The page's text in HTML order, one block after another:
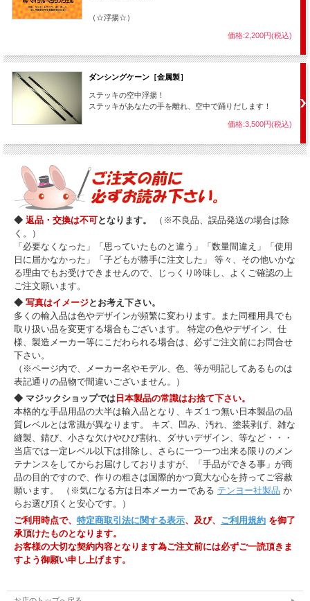
さあ、あなたもまずは鏡で自分の演技を見ながら
「何て面白いんだ。」・・・と遊んでみるところから始めましょう！（＾o
Q 演技前の準備に、どれくらい時間がかかりますか？
実は全くと言ってよいほど準備は不要です。
事前にセット済みのハンカチを取り出せば即、演技可能です。
また、会場にも何も仕掛けを施す必要はありませんので実に手軽です
（☆浮揚☆）
価格:2,200円(税込)
ダンシングケーン［金属製］
ステッキの空中浮揚！
ステッキがあなたの手を離れ、空中で踊りだします！
価格:3,500円(税込)
◆ 返品・交換は不可となります。
（※不良品、誤品発送の場合は除
く。）
「必要なくなった」「思っていたものと違う」「数量間違え」「使用
日に届かなかった」「子どもが勝手に注文した」 等々、その他いかな
る理由でもお受けできませんので、じっくり吟味し、よくご確認の上
ご注文願います。
◆ 写真はイメージとお考え下さい。
多くの輸入品は色やデザインが頻繁に変わります。また同種用具でも
取り扱い品を変更する場合もございます。 特定の色やデザイン、仕
様、製造メーカー等にこだわられる場合は、必ずご注文前にお問合せ
下さい。
（※ページ内で、メーカー名やモデル、色、等が明記してあるものは
表記通りの品物で間違いございません。）
◆ マジックショップでは日本製品の常識はお捨て下さい。
本格的な手品用品の大半は輸入品となり、キズ１つ無い日本製品の品
質レベルとは常識が異なります。 キズ、凹み、汚れ、塗装剥げ、雑な
縫製、錆び、小さな欠けやひび割れ、ダサいデザイン、等など・・・
当店では一定レベル以下は排除し、さらに一つ一つ出来る限りのメン
テナンスをしてからお届けしておりますが、「手品ができる事」が商
品の目的ですので、作りの粗さは国際的かつ寛大な心を持ってご容赦
願います。 （※気になる方は日本メーカーである テンヨー社製品 か
らお選び頂くと安心です。）
ご利用時点で、 特定商取引法に関する表示、及び、 ご利用規約 を御了
承頂けたものとなります。
お客様の大切な契約内容となります為ご注文前には必ずご一読頂きま
すよう御願い申し上げます。